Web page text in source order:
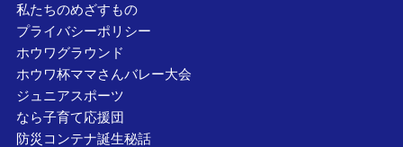
私たちのめざすもの
プライバシーポリシー
ホウワグラウンド
ホウワ杯ママさんバレー大会
ジュニアスポーツ
なら子育て応援団
防災コンテナ誕生秘話